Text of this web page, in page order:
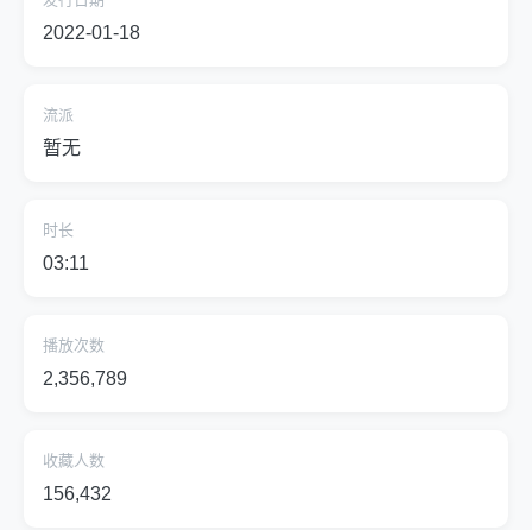
2022-01-18
流派
暂无
时长
03:11
播放次数
2,356,789
收藏人数
156,432